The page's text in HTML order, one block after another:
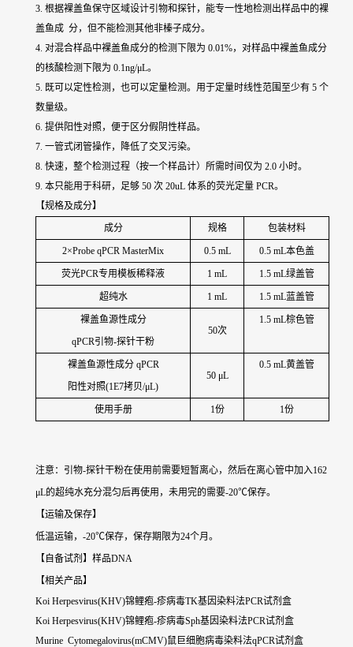
3. 根据裸盖鱼保守区域设计引物和探针，能专一性地检测出样品中的裸
盖鱼成 分，但不能检测其他非榛子成分。
4. 对混合样品中裸盖鱼成分的检测下限为 0.01%，对样品中裸盖鱼成分
的核酸检测下限为 0.1ng/μL。
5. 既可以定性检测，也可以定量检测。用于定量时线性范围至少有 5 个
数量级。
6. 提供阳性对照，便于区分假阴性样品。
7. 一管式闭管操作，降低了交叉污染。
8. 快速，整个检测过程（按一个样品计）所需时间仅为 2.0 小时。
9. 本只能用于科研，足够 50 次 20uL 体系的荧光定量 PCR。
【规格及成分】
成分
规格 包装材料
2×Probe qPCR MasterMix 0.5 mL 0.5 mL本色盖
荧光PCR专用模板稀释液 1 mL 1.5 mL绿盖管
超纯水 1 mL 1.5 mL蓝盖管
裸盖鱼源性成分
qPCR引物-探针干粉
50次
1.5 mL棕色管
裸盖鱼源性成分 qPCR
阳性对照(1E7拷贝/μL)
50 μL
0.5 mL黄盖管
使用手册 1份 1份
注意：引物-探针干粉在使用前需要短暂离心，然后在离心管中加入162
μL的超纯水充分混匀后再使用，未用完的需要-20℃保存。
【运输及保存】
低温运输，-20℃保存，保存期限为24个月。
【自备试剂】样品DNA
【相关产品】
Koi Herpesvirus(KHV)锦鲤疱-疹病毒TK基因染料法PCR试剂盒
Koi Herpesvirus(KHV)锦鲤疱-疹病毒Sph基因染料法PCR试剂盒
Murine Cytomegalovirus(mCMV)鼠巨细胞病毒染料法qPCR试剂盒